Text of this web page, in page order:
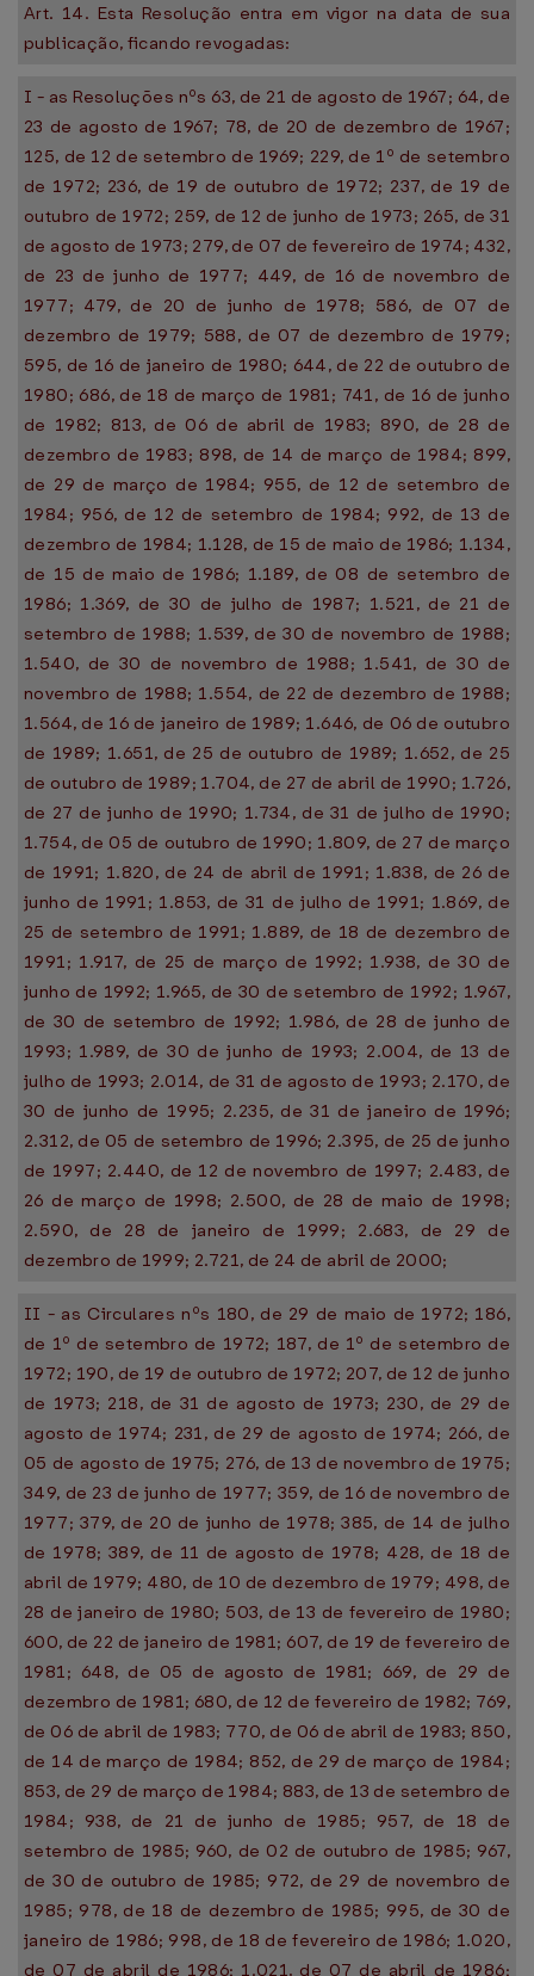
Art. 14. Esta Resolução entra em vigor na data de sua
publicação, ficando revogadas:
I - as Resoluções nºs 63, de 21 de agosto de 1967; 64, de
23 de agosto de 1967; 78, de 20 de dezembro de 1967;
125, de 12 de setembro de 1969; 229, de 1º de setembro
de 1972; 236, de 19 de outubro de 1972; 237, de 19 de
outubro de 1972; 259, de 12 de junho de 1973; 265, de 31
de agosto de 1973; 279, de 07 de fevereiro de 1974; 432,
de 23 de junho de 1977; 449, de 16 de novembro de
1977; 479, de 20 de junho de 1978; 586, de 07 de
dezembro de 1979; 588, de 07 de dezembro de 1979;
595, de 16 de janeiro de 1980; 644, de 22 de outubro de
1980; 686, de 18 de março de 1981; 741, de 16 de junho
de 1982; 813, de 06 de abril de 1983; 890, de 28 de
dezembro de 1983; 898, de 14 de março de 1984; 899,
de 29 de março de 1984; 955, de 12 de setembro de
1984; 956, de 12 de setembro de 1984; 992, de 13 de
dezembro de 1984; 1.128, de 15 de maio de 1986; 1.134,
de 15 de maio de 1986; 1.189, de 08 de setembro de
1986; 1.369, de 30 de julho de 1987; 1.521, de 21 de
setembro de 1988; 1.539, de 30 de novembro de 1988;
1.540, de 30 de novembro de 1988; 1.541, de 30 de
novembro de 1988; 1.554, de 22 de dezembro de 1988;
1.564, de 16 de janeiro de 1989; 1.646, de 06 de outubro
de 1989; 1.651, de 25 de outubro de 1989; 1.652, de 25
de outubro de 1989; 1.704, de 27 de abril de 1990; 1.726,
de 27 de junho de 1990; 1.734, de 31 de julho de 1990;
1.754, de 05 de outubro de 1990; 1.809, de 27 de março
de 1991; 1.820, de 24 de abril de 1991; 1.838, de 26 de
junho de 1991; 1.853, de 31 de julho de 1991; 1.869, de
25 de setembro de 1991; 1.889, de 18 de dezembro de
1991; 1.917, de 25 de março de 1992; 1.938, de 30 de
junho de 1992; 1.965, de 30 de setembro de 1992; 1.967,
de 30 de setembro de 1992; 1.986, de 28 de junho de
1993; 1.989, de 30 de junho de 1993; 2.004, de 13 de
julho de 1993; 2.014, de 31 de agosto de 1993; 2.170, de
30 de junho de 1995; 2.235, de 31 de janeiro de 1996;
2.312, de 05 de setembro de 1996; 2.395, de 25 de junho
de 1997; 2.440, de 12 de novembro de 1997; 2.483, de
26 de março de 1998; 2.500, de 28 de maio de 1998;
2.590, de 28 de janeiro de 1999; 2.683, de 29 de
dezembro de 1999; 2.721, de 24 de abril de 2000;
II - as Circulares nºs 180, de 29 de maio de 1972; 186,
de 1º de setembro de 1972; 187, de 1º de setembro de
1972; 190, de 19 de outubro de 1972; 207, de 12 de junho
de 1973; 218, de 31 de agosto de 1973; 230, de 29 de
agosto de 1974; 231, de 29 de agosto de 1974; 266, de
05 de agosto de 1975; 276, de 13 de novembro de 1975;
349, de 23 de junho de 1977; 359, de 16 de novembro de
1977; 379, de 20 de junho de 1978; 385, de 14 de julho
de 1978; 389, de 11 de agosto de 1978; 428, de 18 de
abril de 1979; 480, de 10 de dezembro de 1979; 498, de
28 de janeiro de 1980; 503, de 13 de fevereiro de 1980;
600, de 22 de janeiro de 1981; 607, de 19 de fevereiro de
1981; 648, de 05 de agosto de 1981; 669, de 29 de
dezembro de 1981; 680, de 12 de fevereiro de 1982; 769,
de 06 de abril de 1983; 770, de 06 de abril de 1983; 850,
de 14 de março de 1984; 852, de 29 de março de 1984;
853, de 29 de março de 1984; 883, de 13 de setembro de
1984; 938, de 21 de junho de 1985; 957, de 18 de
setembro de 1985; 960, de 02 de outubro de 1985; 967,
de 30 de outubro de 1985; 972, de 29 de novembro de
1985; 978, de 18 de dezembro de 1985; 995, de 30 de
janeiro de 1986; 998, de 18 de fevereiro de 1986; 1.020,
de 07 de abril de 1986; 1.021, de 07 de abril de 1986;